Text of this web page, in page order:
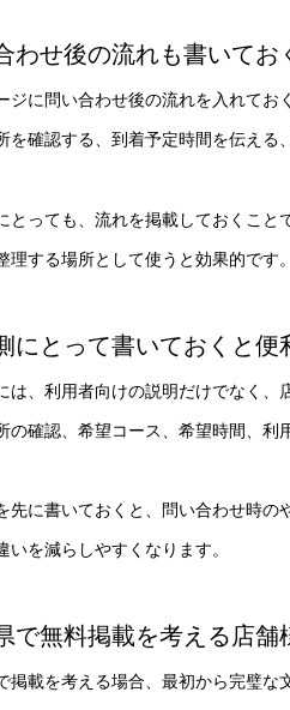
わせ後の流れも書いてお
ジに問い合わせ後の流れを入れてお
を確認する、到着予定時間を伝える
とっても、流れを掲載しておくこ
理する場所として使うと効果的です。
にとって書いておくと便
は、利用者向けの説明だけでなく、
の確認、希望コース、希望時間、利
先に書いておくと、問い合わせ時
いを減らしやすくなります。
で無料掲載を考える店舗
掲載を考える場合、最初から完璧な